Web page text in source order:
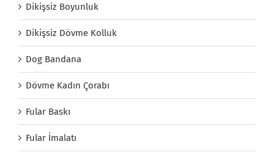
Dikişsiz Boyunluk
Dikişsiz Dövme Kolluk
Dog Bandana
Dövme Kadın Çorabı
Fular Baskı
Fular İmalatı